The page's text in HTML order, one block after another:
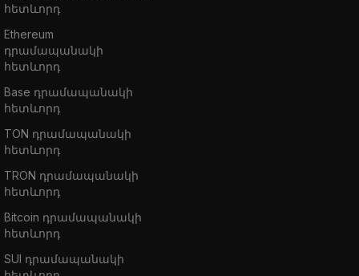
հետևորդ
Ethereum
դրամապանակի
հետևորդ
Base դրամապանակի
հետևորդ
TON դրամապանակի
հետևորդ
TRON դրամապանակի
հետևորդ
Bitcoin դրամապանակի
հետևորդ
SUI դրամապանակի